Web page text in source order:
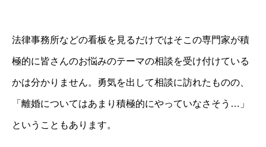
法律事務所などの看板を見るだけではそこの専門家が積
極的に皆さんのお悩みのテーマの相談を受け付けている
かは分かりません。勇気を出して相談に訪れたものの、
「離婚についてはあまり積極的にやっていなさそう…」
ということもあります。